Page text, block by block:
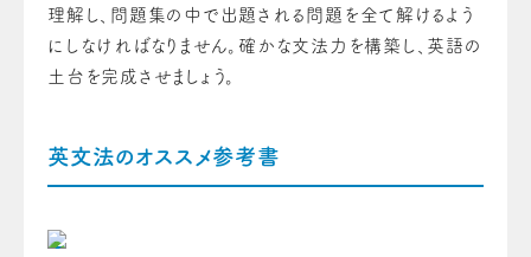
理解し、問題集の中で出題される問題を全て解けるよう
にしなければなりません。確かな文法力を構築し、英語の
土台を完成させましょう。
英文法のオススメ参考書